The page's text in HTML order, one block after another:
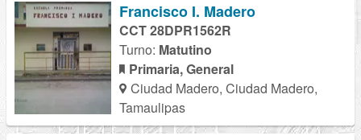
Francisco I. Madero
CCT 28DPR1562R
Turno: Matutino
Primaria, General
Ciudad Madero, Ciudad Madero,
Tamaulipas